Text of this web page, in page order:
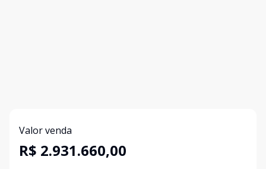
Valor venda
R$ 2.931.660,00